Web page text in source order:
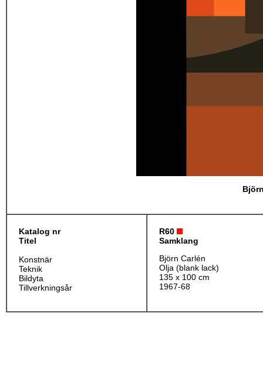
Katalog nr
Titel
Konstnär
Teknik
Bildyta
Tillverkningsår
R60
Samklang
Björn Carlén
Olja (blank lack)
135 x 100 cm
1967-68